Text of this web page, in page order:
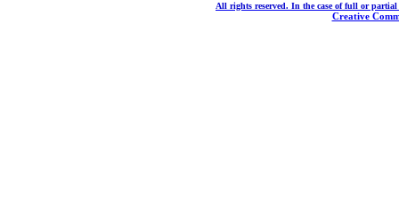
All rights reserved. In the case of full or
Creative